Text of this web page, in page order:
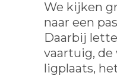
We kijken
naar een
Daarbij
vaartuig, de
ligplaats,